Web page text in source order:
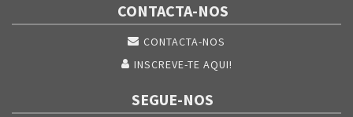
CONTACTA-NOS
CONTACTA-NOS
INSCREVE-TE AQUI!
SEGUE-NOS